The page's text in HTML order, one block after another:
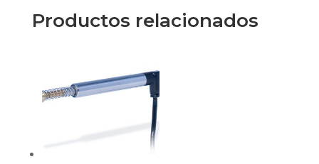
Productos relacionados